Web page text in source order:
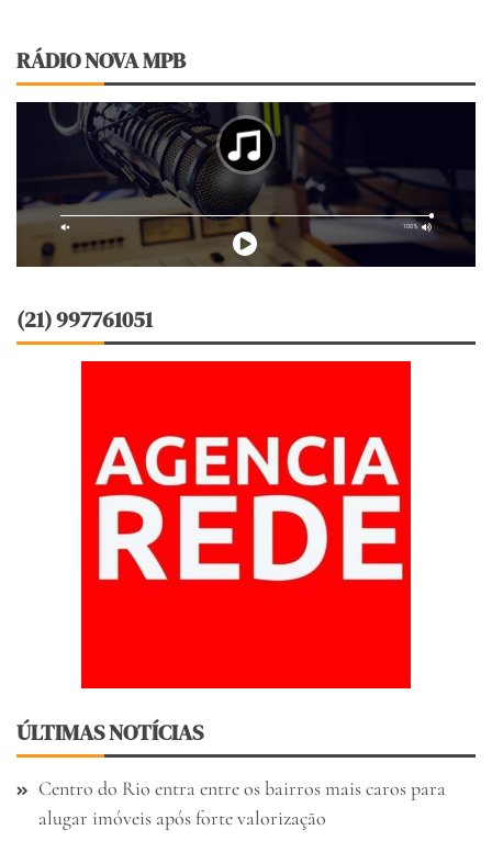
RÁDIO NOVA MPB
(21) 997761051
ÚLTIMAS NOTÍCIAS
Centro do Rio entra entre os bairros mais caros para
alugar imóveis após forte valorização